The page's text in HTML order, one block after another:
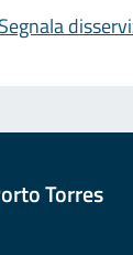
Torres